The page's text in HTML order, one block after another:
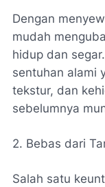
Dengan
mudah
hidup dan
sentuhan alami
tekstur, dan
sebelumnya
2. Bebas dari
Salah satu